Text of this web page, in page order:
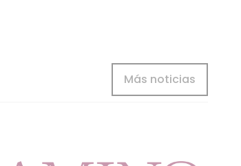
Más noticias